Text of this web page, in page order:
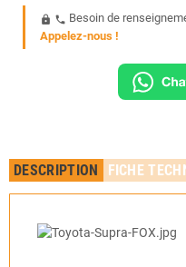
https phone Besoin de
Appelez-nous !
DESCRIPTION FICHE